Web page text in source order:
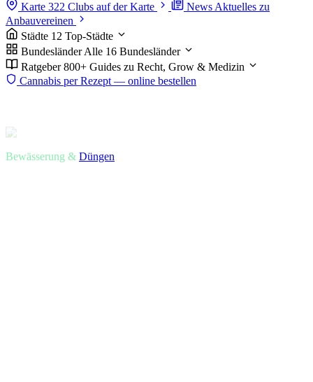
Karte 322 Clubs auf der Karte News Aktuelles zu
Anbauvereinen
Städte 12 Top-Städte
Bundesländer Alle 16 Bundesländer
Ratgeber 800+ Guides zu Recht, Grow & Medizin
Cannabis per Rezept — online bestellen
Start
Bewässerung & Düngen